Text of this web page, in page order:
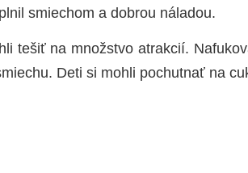
smiechom a dobrou náladou.
tešiť na množstvo atrakcií.
Deti si mohli pochutnať na